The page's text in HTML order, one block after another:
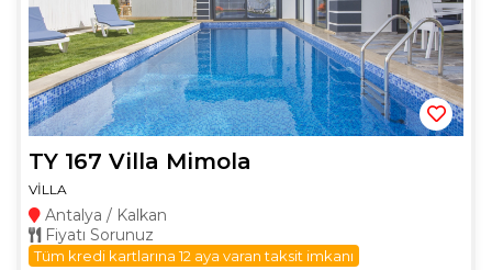
TY 167 Villa Mimola
VİLLA
Antalya / Kalkan
Fiyatı Sorunuz
Tüm kredi kartlarına 12 aya varan taksit imkanı